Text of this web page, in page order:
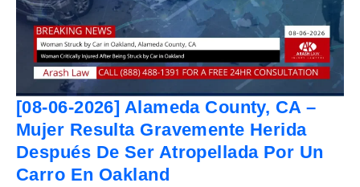
[08-06-2026] Alameda County, CA –
Mujer Resulta Gravemente Herida
Después De Ser Atropellada Por Un
Carro En Oakland